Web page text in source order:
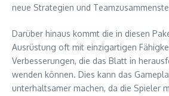
neue Strategien und
Darüber hinaus kommt die in diesen
Ausrüstung oft mit einzigartigen
Verbesserungen, die das Blatt in
wenden können. Dies kann das
unterhaltsamer machen, da die Spieler